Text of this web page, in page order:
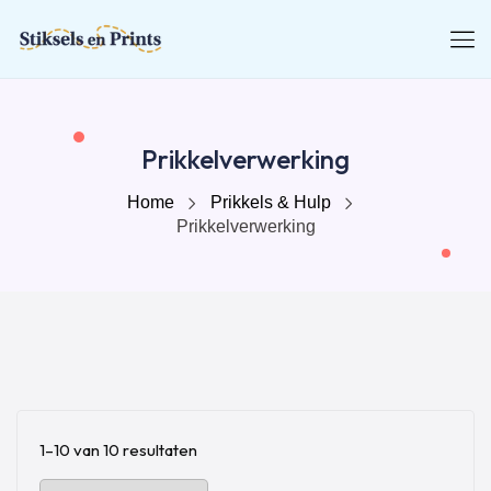
Prikkelverwerking
Home
Prikkels & Hulp
Prikkelverwerking
1–10 van 10 resultaten